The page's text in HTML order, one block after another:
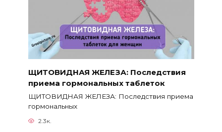
ЩИТОВИДНАЯ ЖЕЛЕЗА: Последствия
приема гормональных таблеток
ЩИТОВИДНАЯ ЖЕЛЕЗА: Последствия приема
гормональных
2.3к.